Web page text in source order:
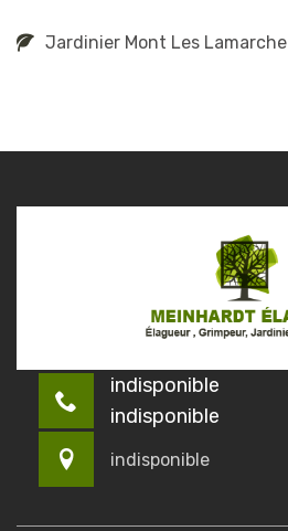
Jardinier Mont Les Lamarche
indisponible
indisponible
indisponible